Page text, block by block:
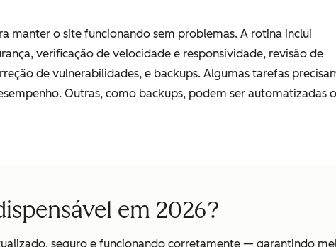
manter o site funcionando sem problemas. A rotina inclui
verificação de velocidade e responsividade, revisão de
de vulnerabilidades, e backups. Algumas tarefas
Outras, como backups, podem ser automatizadas
em 2026?
seguro e funcionando corretamente — garantindo